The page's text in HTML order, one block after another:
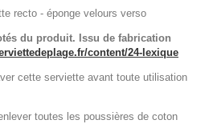
recto - éponge velours verso
du produit. Issu de fabrication
content/24-lexique
cette serviette avant toute utilisation
toutes les poussières de coton